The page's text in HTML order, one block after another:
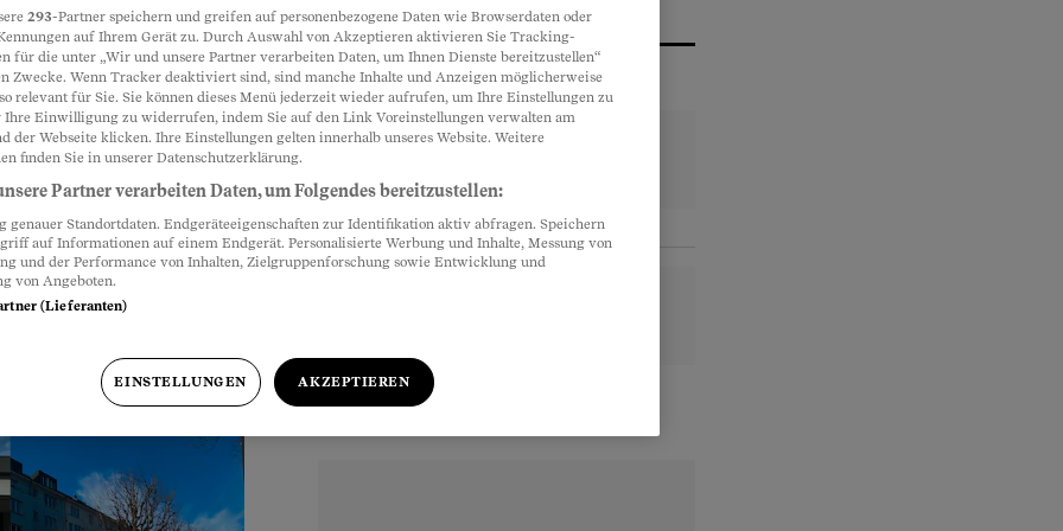
nur für
um seine Steuern zu
ins
Partnerinhalte
293-Partner speichern und greifen auf personenbezogene Daten wie Browserdaten oder
auf Ihrem Gerät zu. Durch Auswahl von Akzeptieren aktivieren Sie Tracking-
für die unter „Wir und unsere Partner verarbeiten Daten, um Ihnen Dienste bereitzustellen“
Zwecke. Wenn Tracker deaktiviert sind, sind manche Inhalte und Anzeigen möglicherweise
relevant für Sie. Sie können dieses Menü jederzeit wieder aufrufen, um Ihre Einstellungen zu
Ihre Einwilligung zu widerrufen, indem Sie auf den Link Voreinstellungen verwalten am
der Webseite klicken. Ihre Einstellungen gelten innerhalb unseres Website. Weitere
finden Sie in unserer Datenschutzerklärung.
Partner verarbeiten Daten, um Folgendes bereitzustellen:
genauer Standortdaten. Endgeräteeigenschaften zur Identifikation aktiv abfragen. Speichern
auf Informationen auf einem Endgerät. Personalisierte Werbung und Inhalte, Messung von
und der Performance von Inhalten, Zielgruppenforschung sowie Entwicklung und
von Angeboten.
(Lieferanten)
EINSTELLUNGEN AKZEPTIEREN